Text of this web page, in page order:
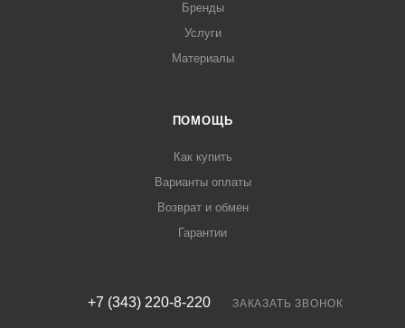
Бренды
Услуги
Материалы
ПОМОЩЬ
Как купить
Варианты оплаты
Возврат и обмен
Гарантии
+7 (343) 220-8-220 ЗАКАЗАТЬ ЗВОНОК